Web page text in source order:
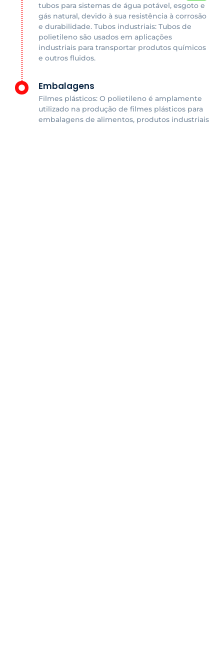
tubos para sistemas de água potável, esgoto e
gás natural, devido à sua resistência à corrosão
e durabilidade. Tubos industriais: Tubos de
polietileno são usados em aplicações
industriais para transportar produtos químicos
e outros fluidos.
Embalagens
Filmes plásticos: O polietileno é amplamente
utilizado na produção de filmes plásticos para
embalagens de alimentos, produtos industriais